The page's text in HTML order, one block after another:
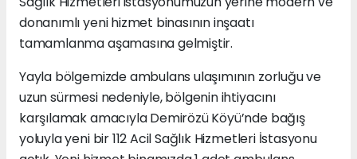
donanımlı yeni hizmet binasının inşaatı
tamamlanma aşamasına gelmiştir.
Yayla bölgemizde ambulans ulaşımının zorluğu ve
uzun sürmesi nedeniyle, bölgenin ihtiyacını
karşılamak amacıyla Demirözü Köyü’nde bağış
yoluyla yeni bir 112 Acil Sağlık Hizmetleri İstasyonu